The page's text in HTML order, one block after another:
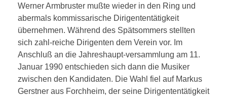
Werner Armbruster mußte wieder in den Ring und
abermals kommissarische Dirigententätigkeit
übernehmen. Während des Spätsommers stellten
sich zahl-reiche Dirigenten dem Verein vor. Im
Anschluß an die Jahreshaupt-versammlung am 11.
Januar 1990 entschieden sich dann die Musiker
zwischen den Kandidaten. Die Wahl fiel auf Markus
Gerstner aus Forchheim, der seine Dirigententätigkeit